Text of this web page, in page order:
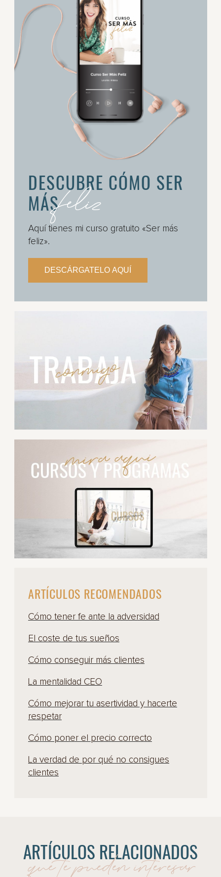
DESCUBRE CÓMO SER
MÁSfeliz
Aquí tienes mi curso gratuito «Ser más
feliz».
DESCÁRGATELO AQUÍ
ARTÍCULOS RECOMENDADOS
Cómo tener fe ante la adversidad
El coste de tus sueños
Cómo conseguir más clientes
La mentalidad CEO
Cómo mejorar tu asertividad y hacerte
respetar
Cómo poner el precio correcto
La verdad de por qué no consigues
clientes
ARTÍCULOS RELACIONADOS
que te pueden interesar